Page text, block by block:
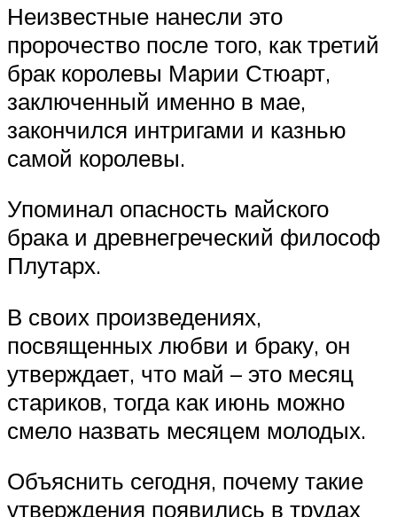
Неизвестные нанесли это
пророчество после того, как третий
брак королевы Марии Стюарт,
заключенный именно в мае,
закончился интригами и казнью
самой королевы.
Упоминал опасность майского
брака и древнегреческий философ
Плутарх.
В своих произведениях,
посвященных любви и браку, он
утверждает, что май – это месяц
стариков, тогда как июнь можно
смело назвать месяцем молодых.
Объяснить сегодня, почему такие
утверждения появились в трудах